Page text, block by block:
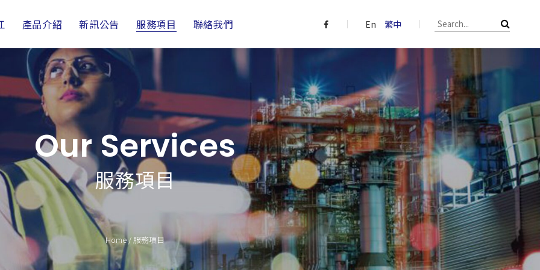
產品介紹 新訊公告 服務項目 聯絡我們 En 繁中
Our Services
服務項目
Home/服務項目